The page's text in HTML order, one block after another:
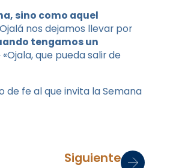
sino como aquel
Ojalá nos dejamos llevar por
tengamos un
«Ojala, que pueda salir de
fe al que invita la Semana
Siguiente